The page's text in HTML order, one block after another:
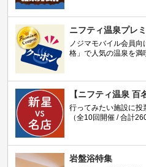
ニフティ温泉プレ
ノジマモバイル会員
格」で人気の温泉を満
【ニフティ温泉 百
行ってみたい施設に投
（全10回開催 / 合計
岩盤浴特集